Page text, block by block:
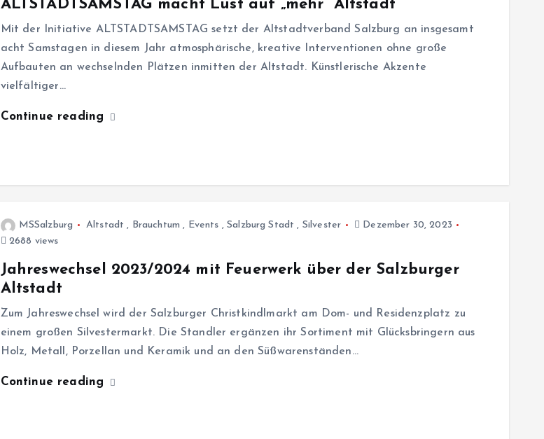
ALTSTADTSAMSTAG macht Lust auf „mehr“ Altstadt
Mit der Initiative ALTSTADTSAMSTAG setzt der Altstadtverband Salzburg an insgesamt
acht Samstagen in diesem Jahr atmosphärische, kreative Interventionen ohne große
Aufbauten an wechselnden Plätzen inmitten der Altstadt. Künstlerische Akzente
vielfältiger…
Continue reading
MSSalzburg Altstadt , Brauchtum , Events ,Salzburg Stadt , Silvester
Dezember 30, 2023
2688 views
Jahreswechsel 2023/2024 mit Feuerwerk über der Salzburger
Altstadt
Zum Jahreswechsel wird der Salzburger Christkindlmarkt am Dom- und Residenzplatz zu
einem großen Silvestermarkt. Die Standler ergänzen ihr Sortiment mit Glücksbringern aus
Holz, Metall, Porzellan und Keramik und an den Süßwarenständen…
Continue reading